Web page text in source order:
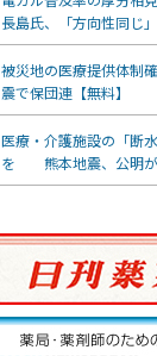
長島氏、「方向性同じ」
被災地の医療提供体
震で保団連【無料】
医療・介護施設の「断
を 熊本地震、公明が